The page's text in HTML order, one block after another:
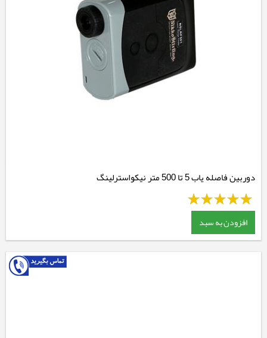
دوربین فاصله یاب 5 تا 500 متر نیکواسترلینگ
افزودن به سبد